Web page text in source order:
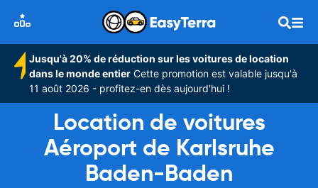
Jusqu'à 20% de réduction sur les voitures de location
dans le monde entier Cette promotion est valable jusqu'à
11 août 2026 - profitez-en dès aujourd'hui !
Location de voitures
Aéroport de Karlsruhe
Baden-Baden